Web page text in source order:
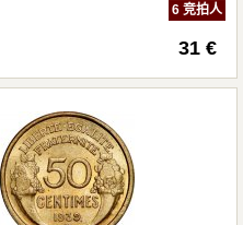
6 竞拍人
31 €